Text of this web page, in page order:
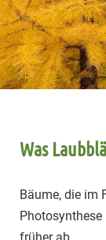
Was
Bäume, die im